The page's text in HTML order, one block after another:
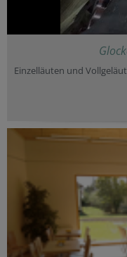
Einzelläuten und